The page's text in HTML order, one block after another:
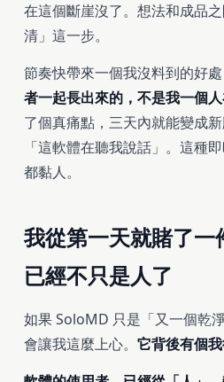
在這個斷崖沒了。想法和成品
清」這一步。
節奏快帶來一個我沒料到的好處
者一起長出來的，不是我一個人
了個真痛點，三天內就能變成
「這軟體在聽我說話」。這種
都黏人。
我從第一天就賭了一
已經不只是人了
如果 SoloMD 只是「又一個乾
會讓我這麼上心。 它背後有個